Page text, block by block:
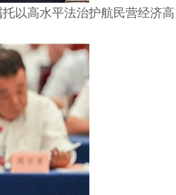
以高水平法治护航民营经济高